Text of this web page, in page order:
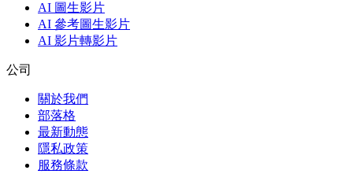
AI 圖生影片
AI 參考圖生影片
AI 影片轉影片
公司
關於我們
部落格
最新動態
隱私政策
服務條款